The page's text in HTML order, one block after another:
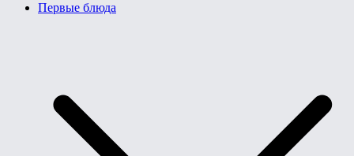
Первые блюда